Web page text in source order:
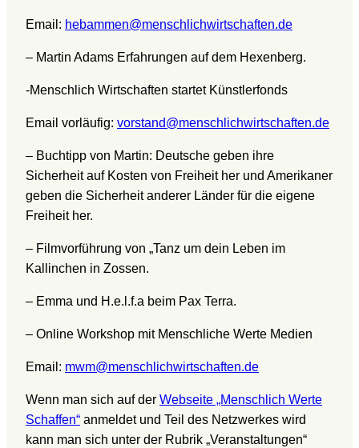
Email: hebammen@menschlichwirtschaften.de
– Martin Adams Erfahrungen auf dem Hexenberg.
-Menschlich Wirtschaften startet Künstlerfonds
Email vorläufig: vorstand@menschlichwirtschaften.de
– Buchtipp von Martin: Deutsche geben ihre
Sicherheit auf Kosten von Freiheit her und Amerikaner
geben die Sicherheit anderer Länder für die eigene
Freiheit her.
– Filmvorführung von „Tanz um dein Leben im
Kallinchen in Zossen.
– Emma und H.e.l.f.a beim Pax Terra.
– Online Workshop mit Menschliche Werte Medien
Email: mwm@menschlichwirtschaften.de
Wenn man sich auf der Webseite „Menschlich Werte
Schaffen“ anmeldet und Teil des Netzwerkes wird
kann man sich unter der Rubrik „Veranstaltungen“